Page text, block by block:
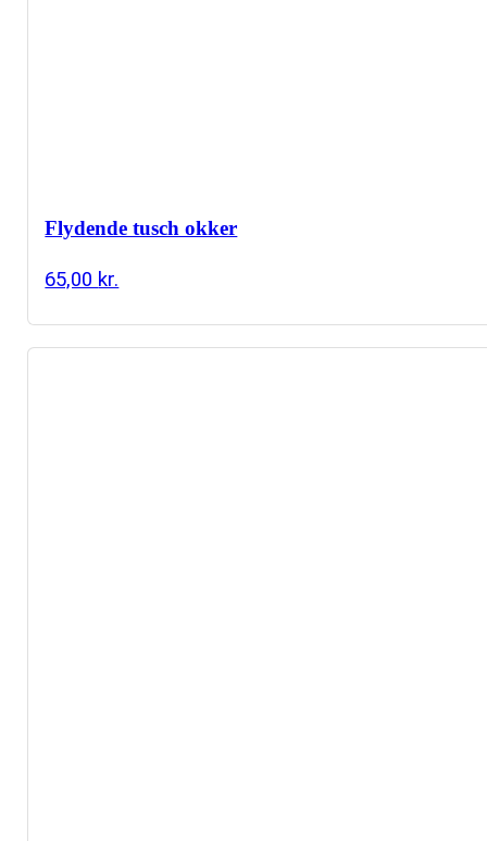
Flydende tusch okker
65,00 kr.